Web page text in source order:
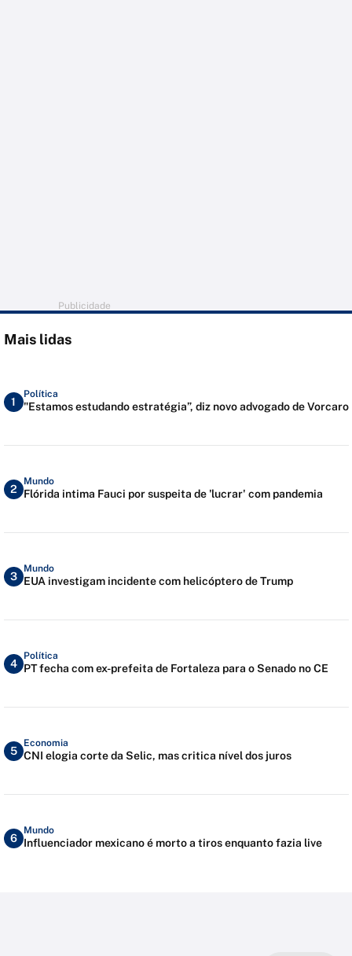
Publicidade
Mais lidas
1
Política
"Estamos estudando estratégia”, diz novo advogado de Vorcaro
2
Mundo
Flórida intima Fauci por suspeita de 'lucrar' com pandemia
3
Mundo
EUA investigam incidente com helicóptero de Trump
4
Política
PT fecha com ex-prefeita de Fortaleza para o Senado no CE
5
Economia
CNI elogia corte da Selic, mas critica nível dos juros
6
Mundo
Influenciador mexicano é morto a tiros enquanto fazia live